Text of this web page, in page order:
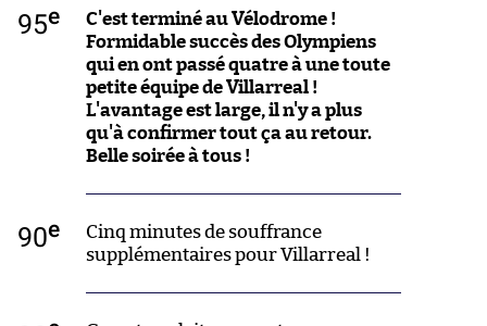
95e
C'est terminé au Vélodrome !
Formidable succès des Olympiens
qui en ont passé quatre à une toute
petite équipe de Villarreal !
L'avantage est large, il n'y a plus
qu'à confirmer tout ça au retour.
Belle soirée à tous !
90e
Cinq minutes de souffrance
supplémentaires pour Villarreal !